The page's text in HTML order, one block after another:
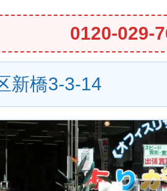
0120-029-
新橋3-3-14